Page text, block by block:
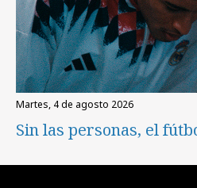
martes, 4 de agosto 2026
Sin las personas, el